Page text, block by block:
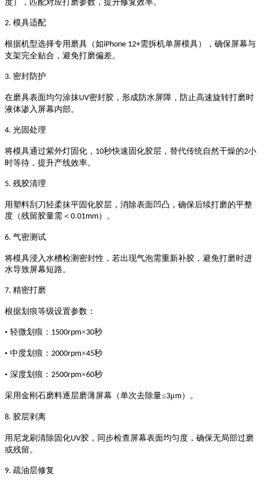
度），匹配对应打磨参数，提升修复效率。
2. 模具适配
根据机型选择专用磨具（如iPhone 12+需拆机单屏模具），确保屏幕与
支架完全贴合，避免打磨偏差。
3. 密封防护
在磨具表面均匀涂抹UV密封胶，形成防水屏障，防止高速旋转打磨时
液体渗入屏幕内部。
4. 光固处理
将模具通过紫外灯固化 ， 10秒快速固化胶层，替代传统自然干燥的2小
时等待，提升产线效率。
5. 残胶清理
用塑料刮刀轻柔抹平固化胶层，消除表面凹凸，确保后续打磨的平整
度（残留胶量需＜ 0.01mm）。
6. 气密测试
将模具浸入水槽检测密封性，若出现气泡需重新补胶，避免打磨时进
水导致屏幕短路。
7. 精密打磨
根据划痕等级设置参数：
• 轻微划痕： 1500rpm×30秒
• 中度划痕： 2000rpm×45秒
• 深度划痕： 2500rpm×60秒
采用金刚石磨料逐层磨薄屏幕（单次去除量≤3μm）。
8. 胶层剥离
用尼龙刷清除固化UV胶，同步检查屏幕表面均匀度，确保无局部过磨
或残留。
9. 疏油层修复